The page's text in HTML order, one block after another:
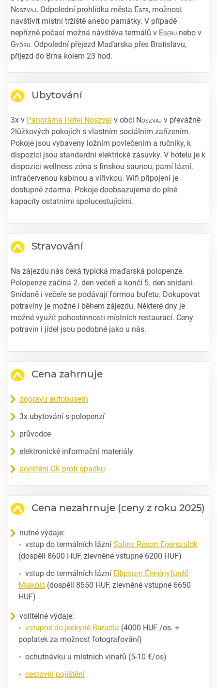
Noszvaj. Odpolední prohlídka města Eger, možnost
navštívit místní tržiště anebo památky. V případě
nepřízně počasí možná návštěva termálů v Egeru nebo v
Győru. Odpolední přejezd Maďarska přes Bratislavu,
příjezd do Brna kolem 23 hod.
Ubytování
3x v Panoráma Hotel Noszvaj v obci Noszvaj v převážně
2lůžkových pokojích s vlastním sociálním zařízením.
Pokoje jsou vybaveny ložním povlečením a ručníky, k
dispozici jsou standardní elektrické zásuvky. V hotelu je k
dispozici wellness zóna s finskou saunou, parní lázní,
infračervenou kabinou a vířivkou. Wifi připojení je
dostupné zdarma. Pokoje doobsazujeme do plné
kapacity ostatními spolucestujícími.
Stravování
Na zájezdu nás čeká typická maďarská polopenze.
Polopenze začíná 2. den večeří a končí 5. den snídaní.
Snídaně i večeře se podávají formou bufetu. Dokupovat
potraviny je možné i během zájezdu. Některé dny je
možné využít pohostinnosti místních restaurací. Ceny
potravin i jídel jsou podobné jako u nás.
Cena zahrnuje
dopravu autobusem
3x ubytování s polopenzí
průvodce
elektronické informační materiály
pojištění CK proti úpadku
Cena nezahrnuje (ceny z roku 2025)
nutné výdaje:
vstup do termálních lázní Saliris Resort Egerszalók
(dospělí 8600 HUF, zlevněné vstupné 6200 HUF)
vstup do termálních lázní Ellipsum Élményfürdő
Miskolc (dospělí 8550 HUF, zlevněné vstupné 6650
HUF)
volitelné výdaje:
vstupné do jeskyně Baradla (4000 HUF /os. +
poplatek za možnost fotografování)
ochutnávku u místních vinařů (5-10 €/os)
cestovní pojištění